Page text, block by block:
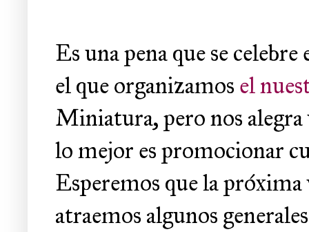
Es una pena que se
el que organizamos el
Miniatura, pero nos alegra
lo mejor es promocionar
Esperemos que la
atraemos algunos